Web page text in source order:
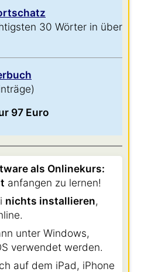
30 Wörter in über 60
97 Euro
als Onlinekurs:
anfangen zu lernen!
nichts installieren,
unter Windows,
verwendet werden.
auf dem iPad, iPhone